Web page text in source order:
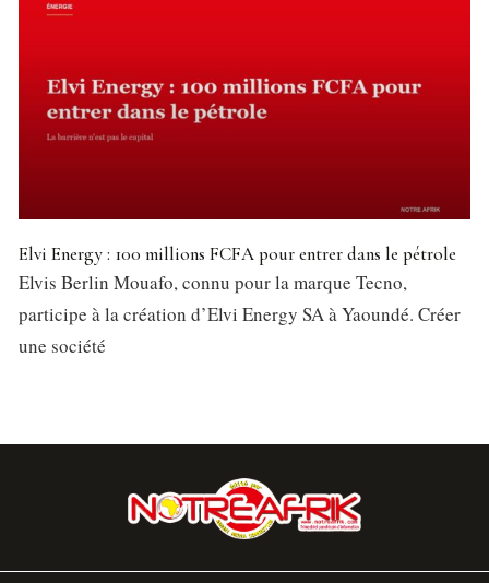
Elvi Energy : 100 millions FCFA pour entrer dans le pétrole
Elvis Berlin Mouafo, connu pour la marque Tecno,
participe à la création d’Elvi Energy SA à Yaoundé. Créer
une société